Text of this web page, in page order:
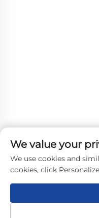
We value your
We use cookies and
cookies, click